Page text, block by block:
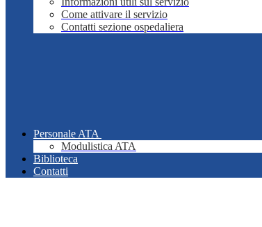
Come attivare il servizio
Contatti sezione ospedaliera
Personale ATA
Modulistica ATA
Biblioteca
Contatti